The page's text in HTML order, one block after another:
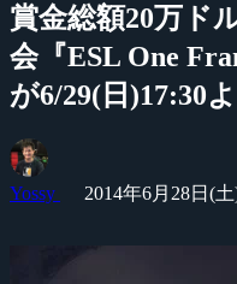
賞金総額20万ド
会『ESL One
が6/29(日)17:30
Yossy 2014年6月28日(